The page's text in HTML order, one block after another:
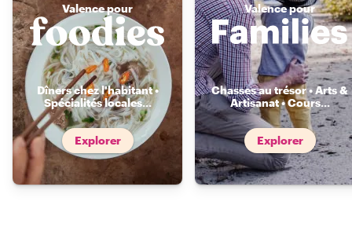
Valence pour
Dîners chez l'habitant •
Spécialités locales...
Explorer
Valence pour
Chasses au trésor • Arts &
Artisanat • Cours...
Explorer